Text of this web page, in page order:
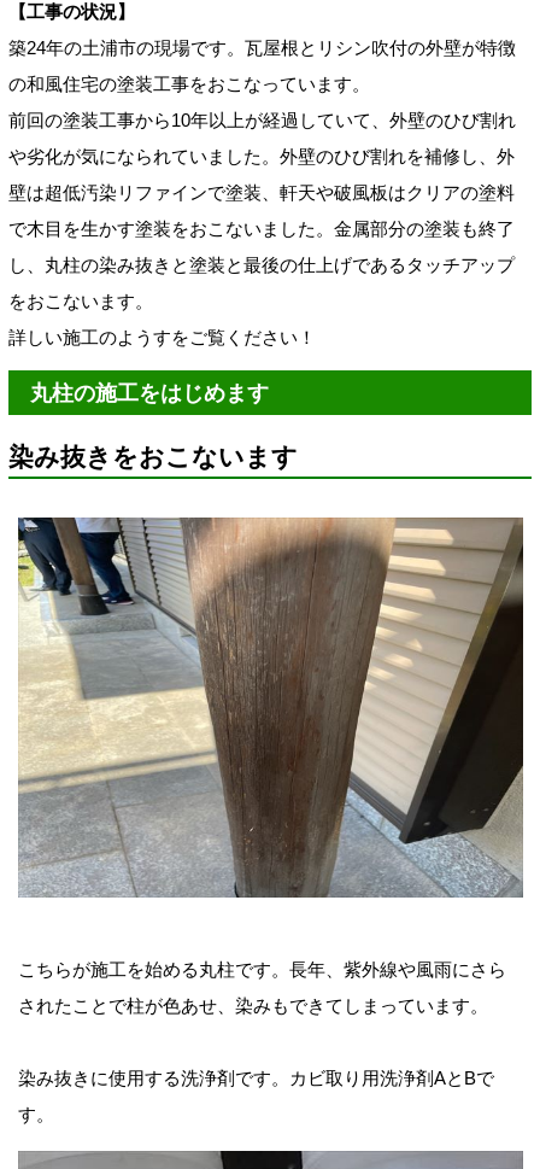
【工事の状況】
築24年の土浦市の現場です。瓦屋根とリシン吹付の外壁が特徴
の和風住宅の塗装工事をおこなっています。
前回の塗装工事から10年以上が経過していて、外壁のひび割れ
や劣化が気になられていました。外壁のひび割れを補修し、外
壁は超低汚染リファインで塗装、軒天や破風板はクリアの塗料
で木目を生かす塗装をおこないました。金属部分の塗装も終了
し、丸柱の染み抜きと塗装と最後の仕上げであるタッチアップ
をおこないます。
詳しい施工のようすをご覧ください！
丸柱の施工をはじめます
染み抜きをおこないます
こちらが施工を始める丸柱です。長年、紫外線や風雨にさら
されたことで柱が色あせ、染みもできてしまっています。
染み抜きに使用する洗浄剤です。カビ取り用洗浄剤AとBで
す。